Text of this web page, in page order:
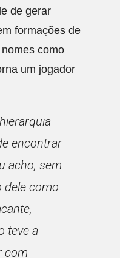
de gerar
formações de
como
um jogador
encontrar
acho, sem
dele como
teve a
com